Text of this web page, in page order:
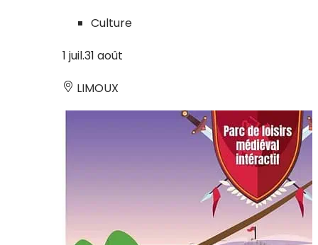
Culture
1 juil.31 août
LIMOUX